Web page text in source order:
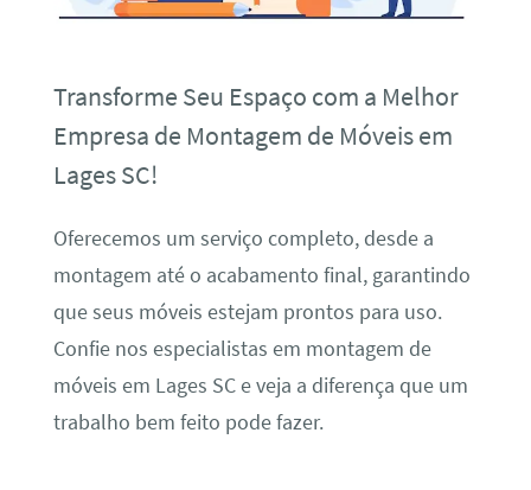
Transforme Seu Espaço com a Melhor
Empresa de Montagem de Móveis em
Lages SC!
Oferecemos um serviço completo, desde a
montagem até o acabamento final, garantindo
que seus móveis estejam prontos para uso.
Confie nos especialistas em montagem de
móveis em Lages SC e veja a diferença que um
trabalho bem feito pode fazer.